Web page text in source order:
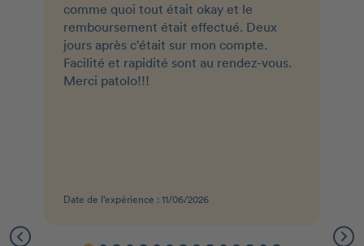
comme quoi tout était okay et le
remboursement était effectué. Deux
jours après c'était sur mon compte.
Facilité et rapidité sont au rendez-vous.
Merci patolo!!!
Date de l’expérience : 11/06/2026